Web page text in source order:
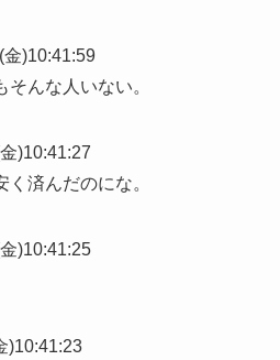
)10:41:59
んな人いない。
)10:41:27
済んだのにな。
)10:41:25
)10:41:23